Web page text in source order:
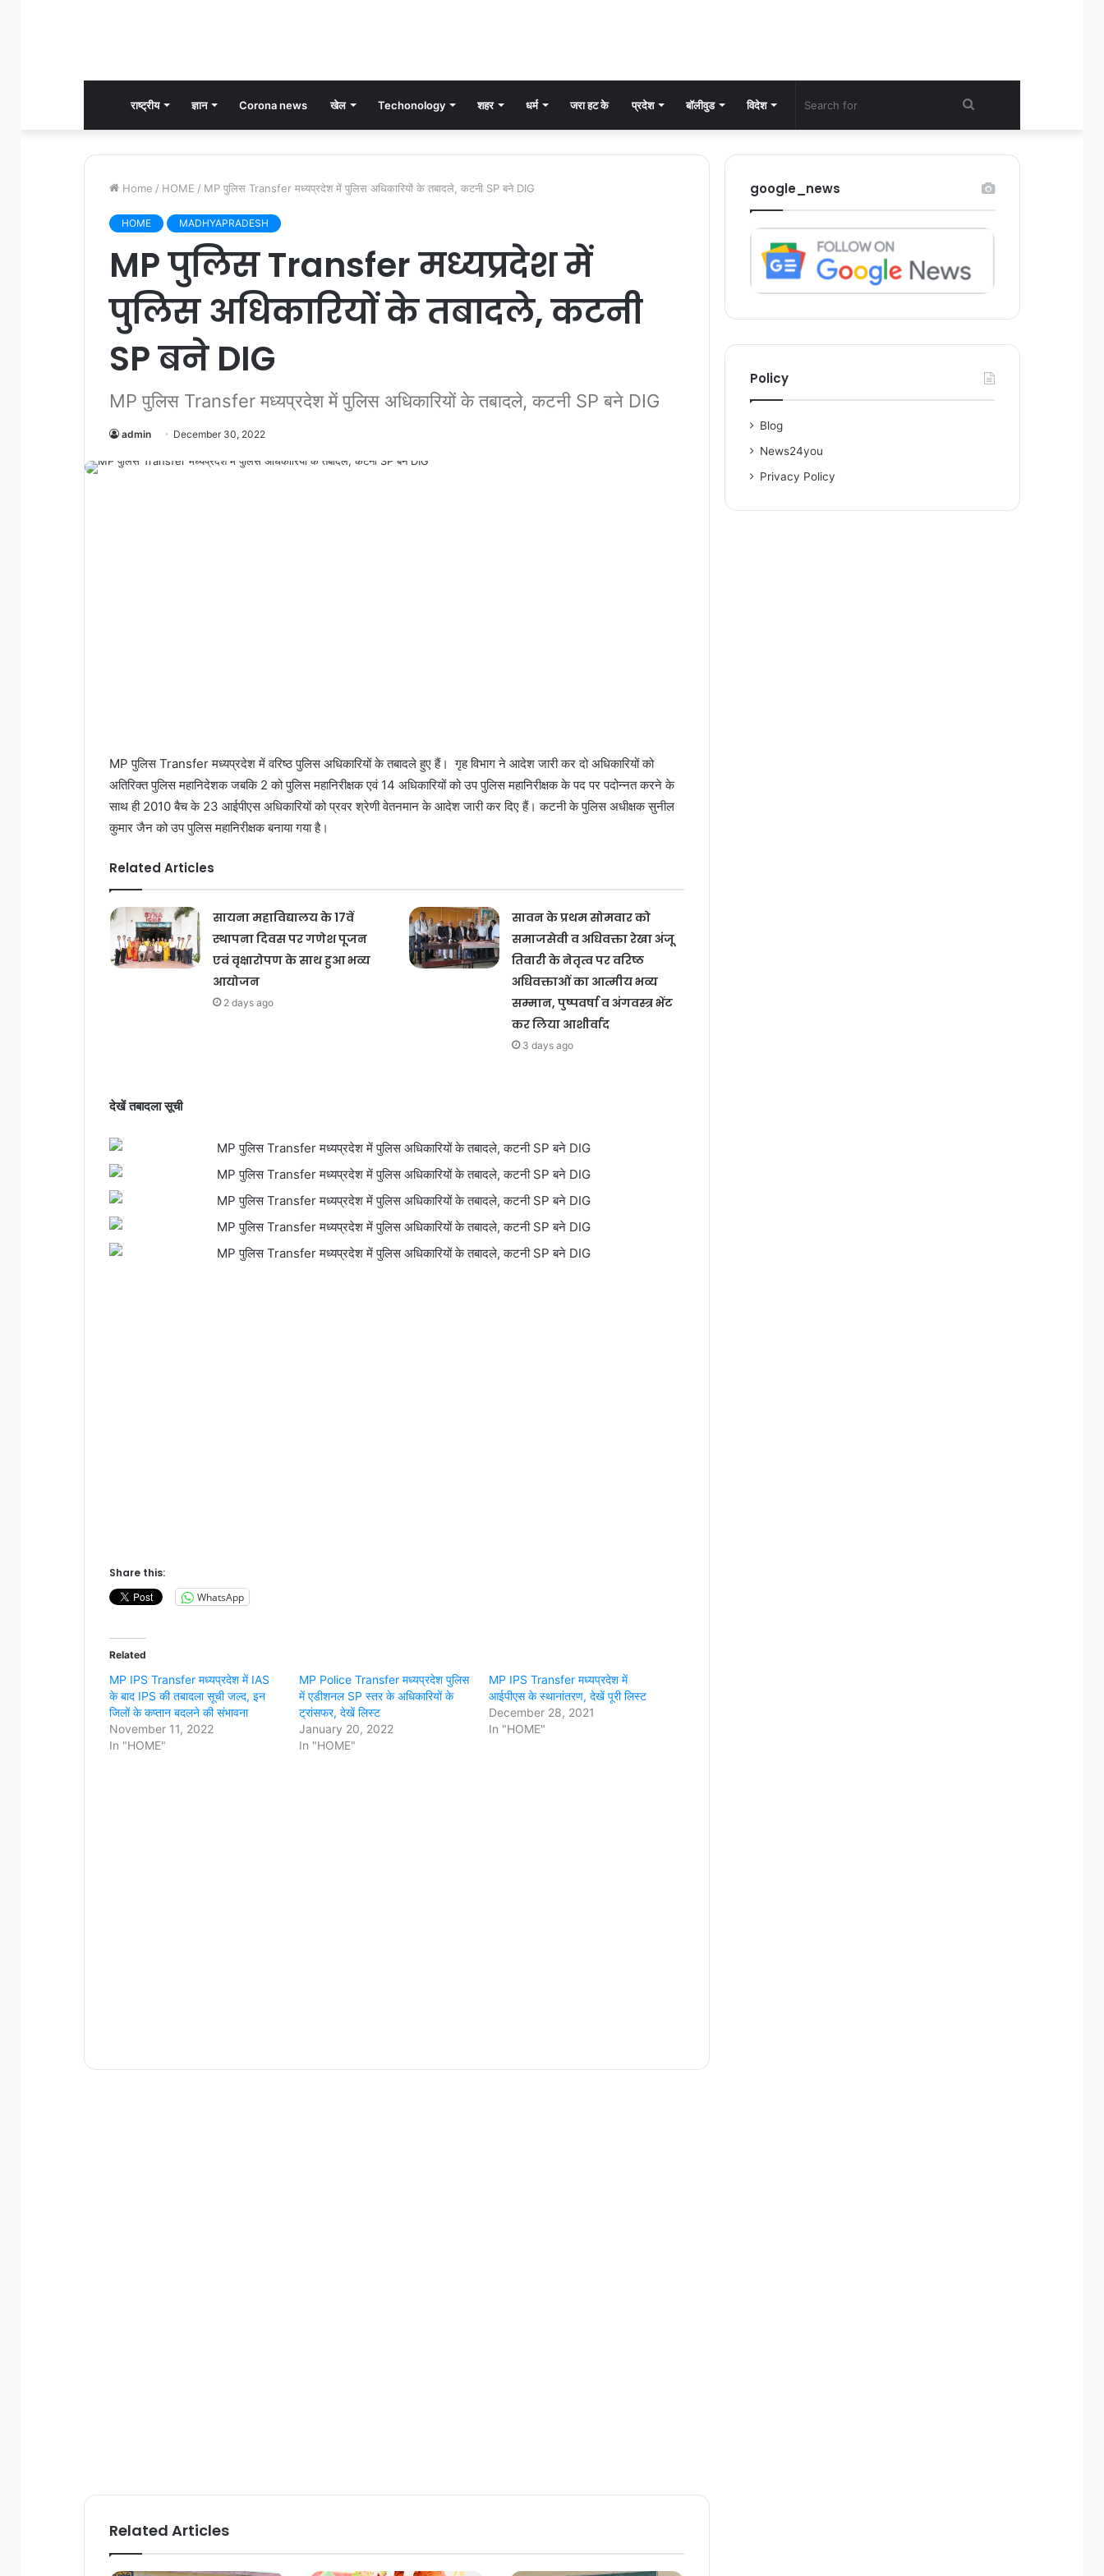
राष्ट्रीय ज्ञान Corona news खेल Techonology शहर धर्म जरा हट के प्रदेश बॉलीवुड विदेश
for
Home / HOME / MP पुलिस Transfer मध्यप्रदेश में पुलिस अधिकारियों के तबादले, कटनी SP बने DIG
HOME MADHYAPRADESH
MP पुलिस Transfer मध्यप्रदेश में
पुलिस अधिकारियों के तबादले, कटनी
SP बने DIG
MP पुलिस Transfer मध्यप्रदेश में पुलिस अधिकारियों के तबादले, कटनी SP बने DIG
admin December 30, 2022
MP पुलिस Transfer मध्यप्रदेश में वरिष्ठ पुलिस अधिकारियों के तबादले हुए हैं। गृह विभाग ने आदेश जारी कर दो अधिकारियों को
अतिरिक्त पुलिस महानिदेशक जबकि 2 को पुलिस महानिरीक्षक एवं 14 अधिकारियों को उप पुलिस महानिरीक्षक के पद पर पदोन्नत करने के
साथ ही 2010 बैच के 23 आईपीएस अधिकारियों को प्रवर श्रेणी वेतनमान के आदेश जारी कर दिए हैं। कटनी के पुलिस अधीक्षक सुनील
कुमार जैन को उप पुलिस महानिरीक्षक बनाया गया है।
Related Articles
सायना महाविद्यालय के 17वें
स्थापना दिवस पर गणेश पूजन
एवं वृक्षारोपण के साथ हुआ भव्य
आयोजन
2 days ago
सावन के प्रथम सोमवार को
समाजसेवी व अधिवक्ता रेखा अंजू
तिवारी के नेतृत्व पर वरिष्ठ
अधिवक्ताओं का आत्मीय भव्य
सम्मान, पुष्पवर्षा व अंगवस्त्र भेंट
कर लिया आशीर्वाद
3 days ago
देखें तबादला सूची
Share this:
WhatsApp
Related
MP IPS Transfer मध्यप्रदेश में IAS
के बाद IPS की तबादला सूची जल्द, इन
जिलों के कप्तान बदलने की संभावना
November 11, 2022
In "HOME"
MP Police Transfer मध्यप्रदेश पुलिस
में एडीशनल SP स्तर के अधिकारियों के
ट्रांसफर, देखें लिस्ट
January 20, 2022
In "HOME"
MP IPS Transfer मध्यप्रदेश में
आईपीएस के स्थानांतरण, देखें पूरी लिस्ट
December 28, 2021
In "HOME"
Related Articles
google_news
Policy
Blog
News24you
Privacy Policy